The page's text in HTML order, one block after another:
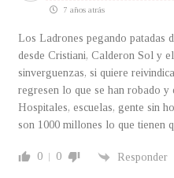
7 años atrás
Los Ladrones pegando patadas
desde Cristiani, Calderon Sol y
sinverguenzas, si quiere
regresen lo que se han robado
Hospitales, escuelas, gente sin
son 1000 millones lo que tienen
0 0 Responder